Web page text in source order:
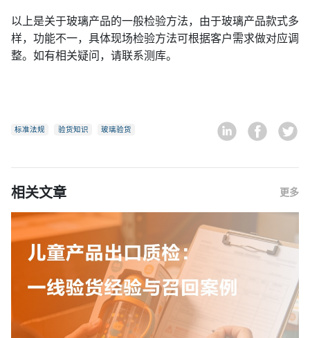
以上是关于玻璃产品的一般检验方法，由于玻璃产品款式多
样，功能不一，具体现场检验方法可根据客户需求做对应调
整。如有相关疑问，请联系测库。
标准法规 验货知识 玻璃验货
相关文章 更多